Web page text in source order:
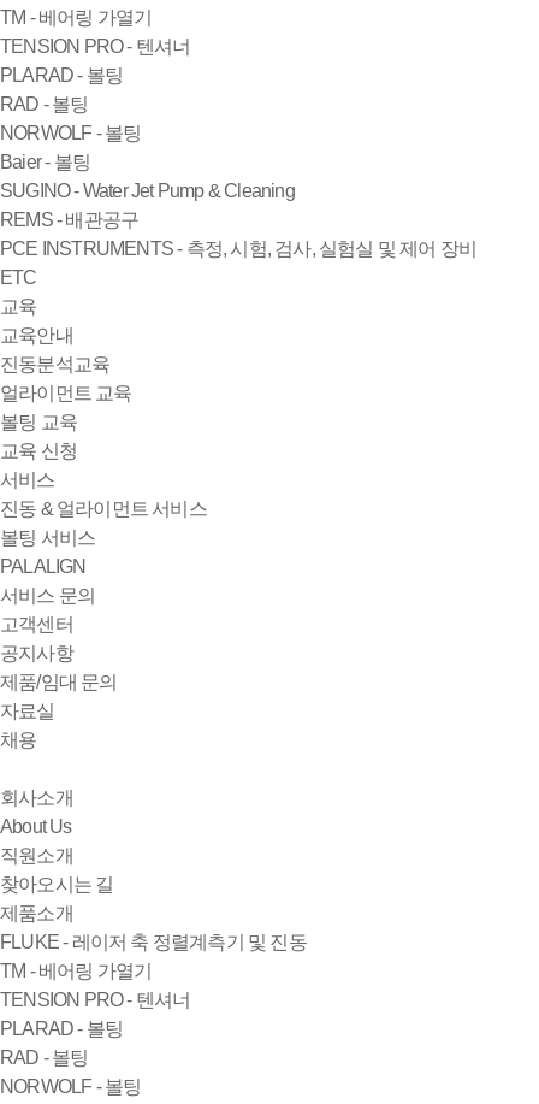
TM - 베어링 가열기
TENSION PRO - 텐셔너
PLARAD - 볼팅
RAD - 볼팅
NORWOLF - 볼팅
Baier - 볼팅
SUGINO - Water Jet Pump & Cleaning
REMS - 배관공구
PCE INSTRUMENTS - 측정, 시험, 검사, 실험실 및 제어 장비
ETC
교육
교육안내
진동분석교육
얼라이먼트 교육
볼팅 교육
교육 신청
서비스
진동 & 얼라이먼트 서비스
볼팅 서비스
PALALIGN
서비스 문의
고객센터
공지사항
제품/임대 문의
자료실
채용
회사소개
About Us
직원소개
찾아오시는 길
제품소개
FLUKE - 레이저 축 정렬계측기 및 진동
TM - 베어링 가열기
TENSION PRO - 텐셔너
PLARAD - 볼팅
RAD - 볼팅
NORWOLF - 볼팅